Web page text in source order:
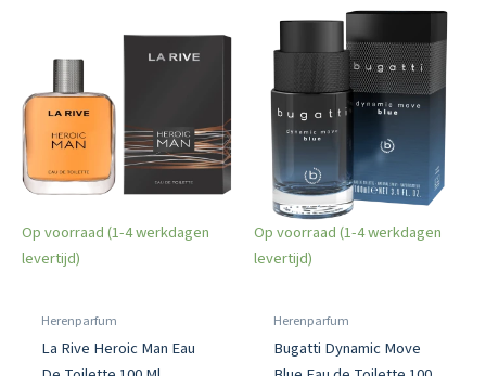
Op voorraad (1-4 werkdagen
levertijd)
Herenparfum
La Rive Heroic Man Eau
De Toilette 100 Ml
Op voorraad (1-4 werkdagen
levertijd)
Herenparfum
Bugatti Dynamic Move
Blue Eau de Toilette 100